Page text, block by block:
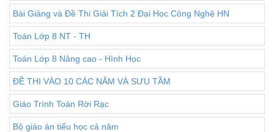
Bài Giảng và Đề Thi Giải Tích 2 Đại Học Công Nghệ HN
Toán Lớp 8 NT - TH
Toán Lớp 8 Nâng cao - Hình Học
ĐỀ THI VÀO 10 CÁC NĂM VÀ SƯU TẦM
Giáo Trình Toán Rời Rạc
Bộ giáo án tiểu học cả năm